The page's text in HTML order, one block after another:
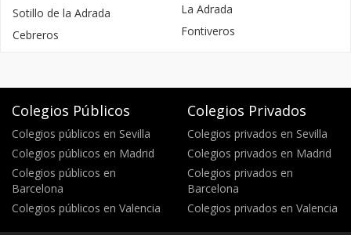
Sotillo de la Adrada
Cebreros
La Adrada
Fontiveros
Colegios Públicos
Colegios públicos en Sevilla
Colegios públicos en Madrid
Colegios públicos en
Barcelona
Colegios públicos en Valencia
Colegios Privados
Colegios privados en Sevilla
Colegios privados en Madrid
Colegios privados en
Barcelona
Colegios privados en Valencia